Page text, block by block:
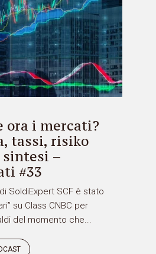
ora i mercati?
tassi, risiko
–
#33
SoldiExpert SCF è stato
su Class CNBC per
del momento che...